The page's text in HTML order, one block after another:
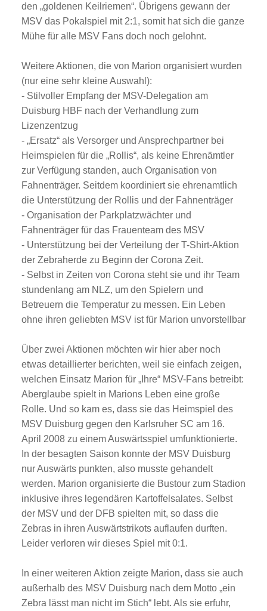
den „goldenen Keilriemen“. Übrigens gewann der
MSV das Pokalspiel mit 2:1, somit hat sich die ganze
Mühe für alle MSV Fans doch noch gelohnt.
Weitere Aktionen, die von Marion organisiert wurden
(nur eine sehr kleine Auswahl):
- Stilvoller Empfang der MSV-Delegation am
Duisburg HBF nach der Verhandlung zum
Lizenzentzug
- „Ersatz“ als Versorger und Ansprechpartner bei
Heimspielen für die „Rollis“, als keine Ehrenämtler
zur Verfügung standen, auch Organisation von
Fahnenträger. Seitdem koordiniert sie ehrenamtlich
die Unterstützung der Rollis und der Fahnenträger
- Organisation der Parkplatzwächter und
Fahnenträger für das Frauenteam des MSV
- Unterstützung bei der Verteilung der T-Shirt-Aktion
der Zebraherde zu Beginn der Corona Zeit.
- Selbst in Zeiten von Corona steht sie und ihr Team
stundenlang am NLZ, um den Spielern und
Betreuern die Temperatur zu messen. Ein Leben
ohne ihren geliebten MSV ist für Marion unvorstellbar
Über zwei Aktionen möchten wir hier aber noch
etwas detaillierter berichten, weil sie einfach zeigen,
welchen Einsatz Marion für „Ihre“ MSV-Fans betreibt:
Aberglaube spielt in Marions Leben eine große
Rolle. Und so kam es, dass sie das Heimspiel des
MSV Duisburg gegen den Karlsruher SC am 16.
April 2008 zu einem Auswärtsspiel umfunktionierte.
In der besagten Saison konnte der MSV Duisburg
nur Auswärts punkten, also musste gehandelt
werden. Marion organisierte die Bustour zum Stadion
inklusive ihres legendären Kartoffelsalates. Selbst
der MSV und der DFB spielten mit, so dass die
Zebras in ihren Auswärtstrikots auflaufen durften.
Leider verloren wir dieses Spiel mit 0:1.
In einer weiteren Aktion zeigte Marion, dass sie auch
außerhalb des MSV Duisburg nach dem Motto „ein
Zebra lässt man nicht im Stich“ lebt. Als sie erfuhr,